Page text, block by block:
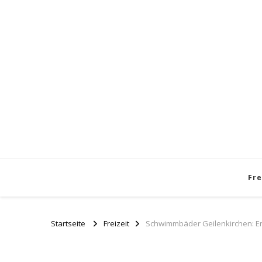
Startseite Freizeit Schwimmbäder Geilenkirchen: